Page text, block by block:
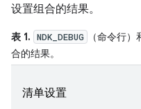
设置组合的结果。
表 1. NDK_DEBUG （命令行）
合的结果。
清单设置